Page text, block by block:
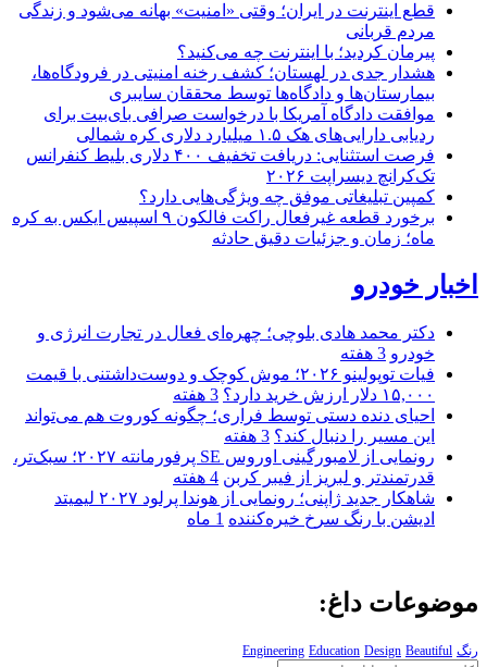
قطع اینترنت در ایران؛ وقتی «امنیت» بهانه می‌شود و زندگی
مردم قربانی
پیرمان کردید؛ با اینترنت چه می‌کنید؟
هشدار جدی در لهستان؛ کشف رخنه امنیتی در فرودگاه‌ها،
بیمارستان‌ها و دادگاه‌ها توسط محققان سایبری
موافقت دادگاه آمریکا با درخواست صرافی بای‌بیت برای
ردیابی دارایی‌های هک ۱.۵ میلیارد دلاری کره شمالی
فرصت استثنایی: دریافت تخفیف ۴۰۰ دلاری بلیط کنفرانس
تک‌کرانچ دیسراپت ۲۰۲۶
کمپین تبلیغاتی موفق چه ویژگی‌هایی دارد؟
برخورد قطعه غیرفعال راکت فالکون ۹ اسپیس ایکس به کره
ماه؛ زمان و جزئیات دقیق حادثه
اخبار خودرو
دکتر محمد هادی بلوچی؛ چهره‌ای فعال در تجارت انرژی و
خودرو 3 هفته
فیات توپولینو ۲۰۲۶؛ موش کوچک و دوست‌داشتنی با قیمت
۱۵,۰۰۰ دلار ارزش خرید دارد؟
3 هفته
احیای دنده دستی توسط فراری؛ چگونه کوروت هم می‌تواند
این مسیر را دنبال کند؟ 3 هفته
رونمایی از لامبورگینی اوروس SE پرفورمانته ۲۰۲۷؛ سبک‌تر،
قدرتمندتر و لبریز از فیبر کربن 4 هفته
شاهکار جدید ژاپنی؛ رونمایی از هوندا پرلود ۲۰۲۷ لیمیتد
ادیشن با رنگ سرخ خیره‌کننده 1 ماه
موضوعات داغ:
رنگ Engineering Education Design Beautiful